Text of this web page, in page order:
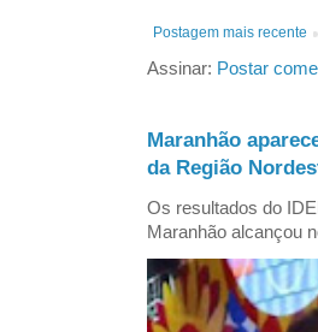
Postagem mais recente
Assinar: Postar
Maranhão
da Região
Os resultados do
Maranhão alcançou